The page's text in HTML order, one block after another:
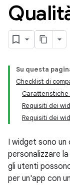
Su questa
Checklist di
Caratteristiche
Requisiti dei
Requisiti dei
I widget sono
personalizzare
gli utenti
per un'app con